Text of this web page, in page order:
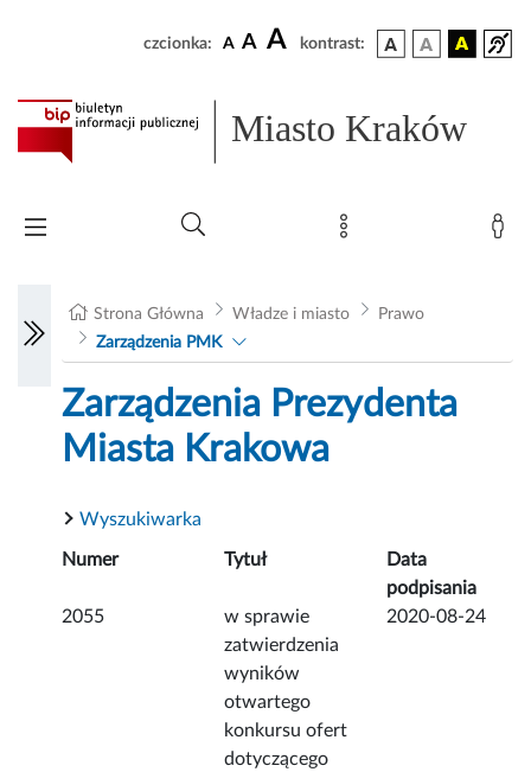
czcionka: A A A kontrast:
Miasto Kraków
Strona Główna Władze i miasto
Prawo
Zarządzenia PMK
Zarządzenia Prezydenta
Miasta Krakowa
Wyszukiwarka
Numer Tytuł
Data
podpisania
2055
w sprawie
zatwierdzenia
wyników
otwartego
konkursu ofert
dotyczącego
2020-08-24